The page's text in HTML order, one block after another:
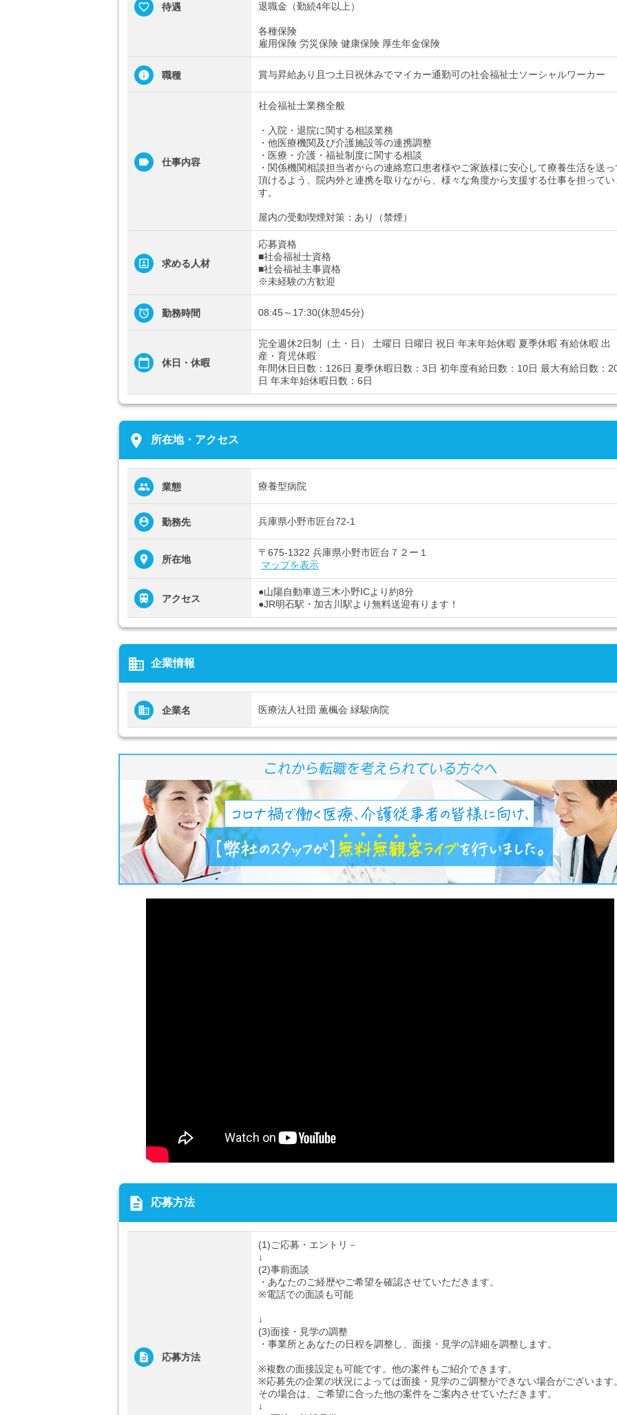
待遇
退職金（勤続4年以上）
各種保険
雇用保険 労災保険 健康保険 厚生年金保険
職種 賞与昇給あり且つ土日祝休みでマイカー通勤可の社会福祉士ソーシャルワーカー
仕事内容
社会福祉士業務全般
・入院・退院に関する相談業務
・他医療機関及び介護施設等の連携調整
・医療・介護・福祉制度に関する相談
・関係機関相談担当者からの連絡窓口患者様やご家族様に安心して療養生活を送っ
頂けるよう、院内外と連携を取りながら、様々な角度から支援する仕事を担ってい
す。
屋内の受動喫煙対策：あり（禁煙）
求める人材
応募資格
■社会福祉士資格
■社会福祉主事資格
※未経験の方歓迎
勤務時間 08:45～17:30(休憩45分)
休日・休暇
完全週休2日制（土・日） 土曜日 日曜日 祝日 年末年始休暇 夏季休暇 有給休暇 出
産・育児休暇
年間休日日数：126日 夏季休暇日数：3日 初年度有給日数：10日 最大有給日数：
日 年末年始休暇日数：6日
place 所在地・アクセス
業態 療養型病院
勤務先 兵庫県小野市匠台72-1
所在地
〒675-1322 兵庫県小野市匠台７２ー１
マップを表示
アクセス
●山陽自動車道三木小野ICより約8分
●JR明石駅・加古川駅より無料送迎有ります！
business 企業情報
企業名 医療法人社団 薫楓会 緑駿病院
description 応募方法
応募方法
(1)ご応募・エントリ－
↓
(2)事前面談
・あなたのご経歴やご希望を確認させていただきます。
※電話での面談も可能
↓
(3)面接・見学の調整
・事業所とあなたの日程を調整し、面接・見学の詳細を調整します。
※複数の面接設定も可能です。他の案件もご紹介できます。
※応募先の企業の状況によっては面接・見学のご調整ができない場合がございます
その場合は、ご希望に合った他の案件をご案内させていただきます。
↓